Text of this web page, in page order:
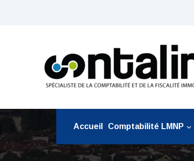
Accueil Comptabilité LMNP